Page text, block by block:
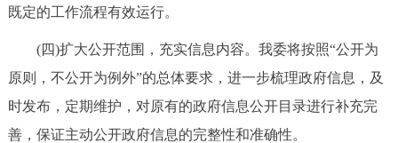
既定的工作流程有效运行。
(四)扩大公开范围，充实信息内容。我委将按照“公开为
原则，不公开为例外”的总体要求，进一步梳理政府信息，及
时发布，定期维护，对原有的政府信息公开目录进行补充完
善，保证主动公开政府信息的完整性和准确性。